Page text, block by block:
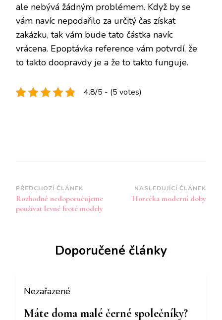
ale nebývá žádným problémem. Když by se
vám navíc nepodařilo za určitý čas získat
zakázku, tak vám bude tato částka navíc
vrácena. Epoptávka reference vám potvrdí, že
to takto doopravdy je a že to takto funguje.
4.8/5 - (5 votes)
Navigace
příspěvku
PŘEDCHOZÍ ČLÁNEK
Rozhodně nedoporučujeme
používat levné froté modely
NASLEDUJÍCÍ ČLÁNEK
Horečka moderní doby
Doporučené články
Nezařazené
Máte doma malé černé společníky?